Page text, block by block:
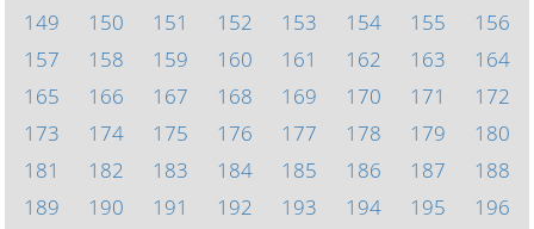
149
150 151 152 153 154 155
156
157
158 159 160 161 162 163
164
165
166 167 168 169 170 171
172
173
174 175 176 177 178 179
180
181
182 183 184 185 186 187
188
189
190 191 192 193 194 195
196